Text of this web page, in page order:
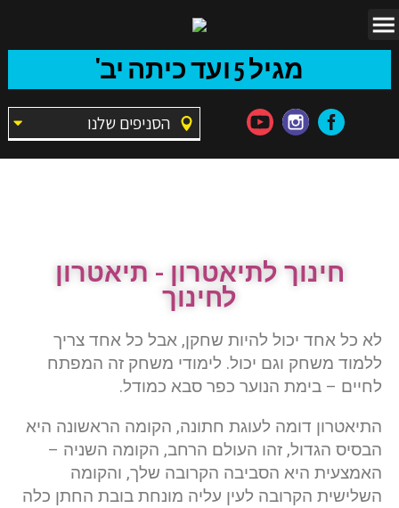
מגיל 5 ועד כיתה יב'
הסניפים שלנו
חינוך לתיאטרון - תיאטרון
לחינוך
לא כל אחד יכול להיות שחקן, אבל כל אחד צריך
ללמוד משחק וגם יכול. לימודי משחק זה המפתח
לחיים – בימת הנוער כפר סבאכמודל.
התיאטרון דומה לעוגת חתונה, הקומה הראשונה היא
הבסיס הגדול, זהו העולם הרחב, הקומה השניה –
האמצעית היא הסביבה הקרובה שלך, והקומה
השלישית הקרובה לעין עליה מונחת בובת החתן כלה